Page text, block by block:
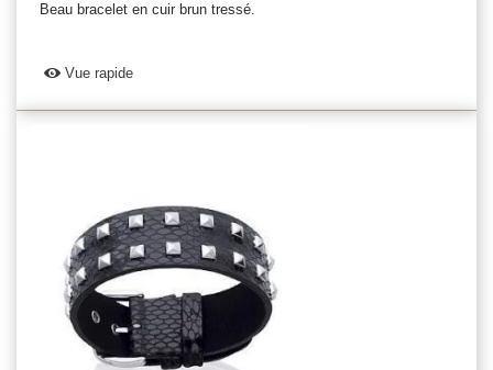
Beau bracelet en cuir brun tressé.
Vue rapide